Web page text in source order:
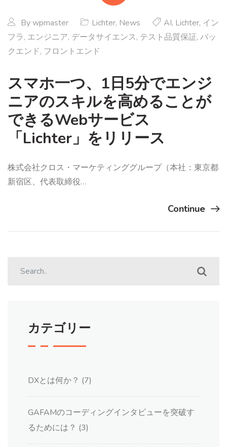
Bywpmaster Lichter, News AI, Lichter, イン
フラ, エンジニア, データサイエンス, テスト品質保証, バッ
クエンド, フロントエンド
スマホ一つ、1日5分でエンジ
ニアのスキルを高めることが
できるWebサービス
「Lichter」をリリース
株式会社クロス・マーケティンググループ（本社：東京都
新宿区、代表取締役…
Continue
カテゴリー
DXとは何か？ (7)
GAFAMのコーディングインタビューを突破す
るためには？ (3)